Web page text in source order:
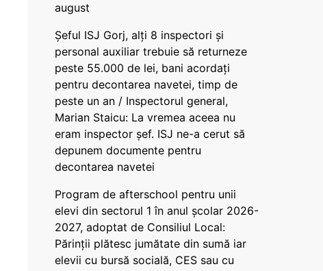
august
Șeful ISJ Gorj, alți 8 inspectori și
personal auxiliar trebuie să returneze
peste 55.000 de lei, bani acordați
pentru decontarea navetei, timp de
peste un an / Inspectorul general,
Marian Staicu: La vremea aceea nu
eram inspector șef. ISJ ne-a cerut să
depunem documente pentru
decontarea navetei
Program de afterschool pentru unii
elevi din sectorul 1 în anul școlar 2026-
2027, adoptat de Consiliul Local:
Părinții plătesc jumătate din sumă iar
elevii cu bursă socială, CES sau cu